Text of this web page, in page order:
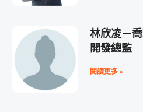
林欣凌－
開發總監
閱讀更多 »